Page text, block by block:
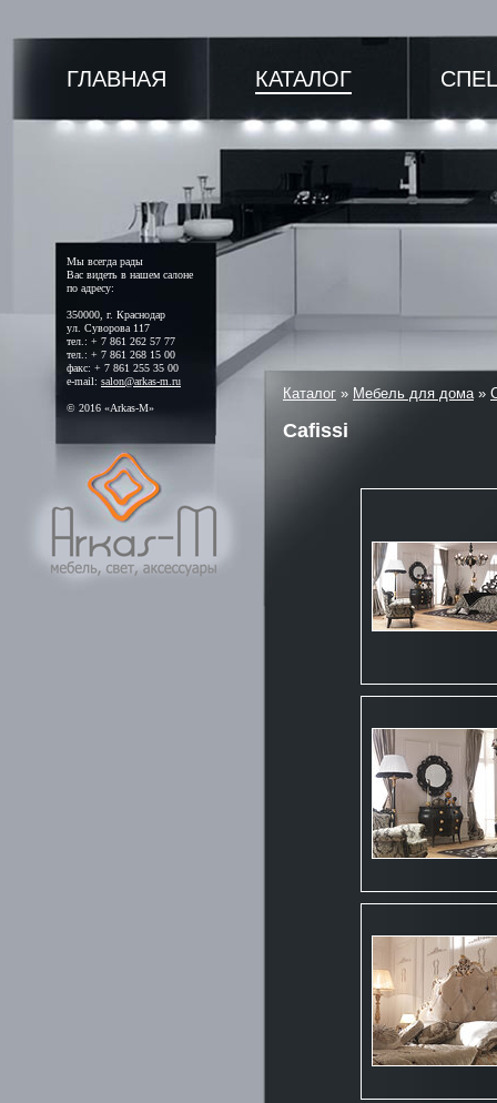
Мы всегда рады
Вас видеть в нашем салоне
по адресу:
350000, г. Краснодар
ул. Суворова 117
тел.: + 7 861 262 57 77
тел.: + 7 861 268 15 00
факс: + 7 861 255 35 00
e-mail: salon@arkas-m.ru
© 2016 «Arkas-M»
ГЛАВНАЯ КАТАЛОГ
Каталог » Мебель для дома»
Cafissi